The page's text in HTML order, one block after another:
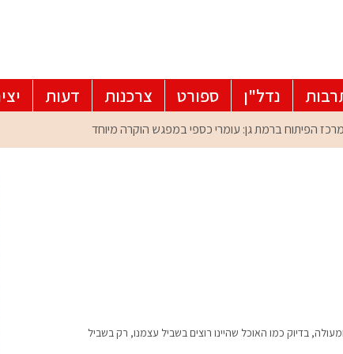
נדל"ן ספורט צרכנות דעות
בדיוק כמו האוכל שהיינו רוצים בשביל עצמנו, רק בשביל